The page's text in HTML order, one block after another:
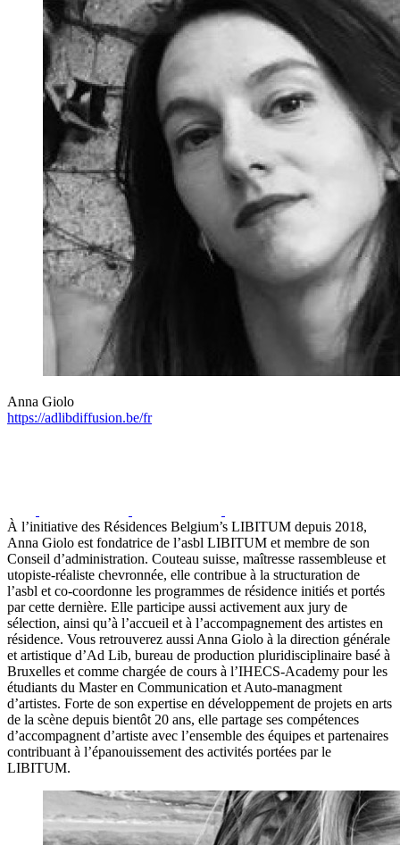
Anna Giolo
https://adlibdiffusion.be/fr
À l’initiative des Résidences Belgium’s LIBITUM depuis 2018,
Anna Giolo est fondatrice de l’asbl LIBITUM et membre de son
Conseil d’administration. Couteau suisse, maîtresse rassembleuse et
utopiste-réaliste chevronnée, elle contribue à la structuration de
l’asbl et co‑coordonne les programmes de résidence initiés et portés
par cette dernière. Elle participe aussi activement aux jury de
sélection, ainsi qu’à l’accueil et à l’accompagnement des artistes en
résidence. Vous retrouverez aussi Anna Giolo à la direction générale
et artistique d’Ad Lib, bureau de production pluridisciplinaire basé à
Bruxelles et comme chargée de cours à l’IHECS-Academy pour les
étudiants du Master en Communication et Auto-managment
d’artistes. Forte de son expertise en développement de projets en arts
de la scène depuis bientôt 20 ans, elle partage ses compétences
d’accompagnent d’artiste avec l’ensemble des équipes et partenaires
contribuant à l’épanouissement des activités portées par le
LIBITUM.